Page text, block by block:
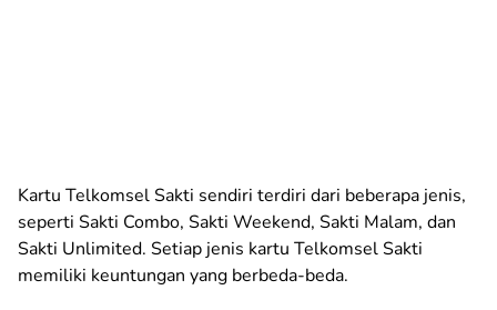
Kartu Telkomsel Sakti sendiri terdiri dari beberapa jenis,
seperti Sakti Combo, Sakti Weekend, Sakti Malam, dan
Sakti Unlimited. Setiap jenis kartu Telkomsel Sakti
memiliki keuntungan yang berbeda-beda.